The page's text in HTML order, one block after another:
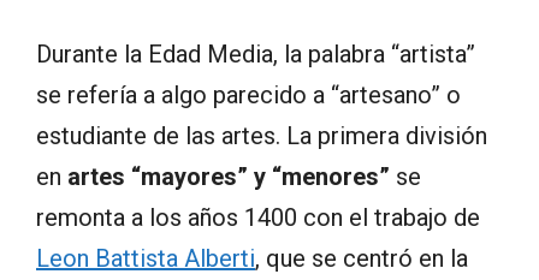
Durante la Edad Media, la palabra “artista”
se refería a algo parecido a “artesano” o
estudiante de las artes. La primera división
en artes “mayores” y “menores” se
remonta a los años 1400 con el trabajo de
Leon Battista Alberti, que se centró en la